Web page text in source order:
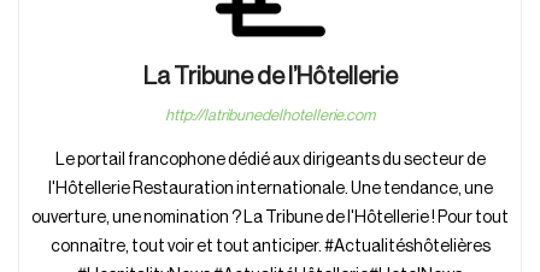
La Tribune de l’Hôtellerie
http://latribunedelhotellerie.com
Le portail francophone dédié aux dirigeants du secteur de
l'Hôtellerie Restauration internationale. Une tendance, une
ouverture, une nomination ? La Tribune de l'Hôtellerie ! Pour tout
connaître, tout voir et tout anticiper. #Actualitéshôtelières